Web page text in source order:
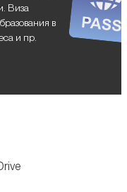
Виза
в
и пр.